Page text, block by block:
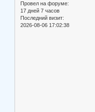
Провел на форуме:
17 дней 7 часов
Последний визит:
2026-08-06 17:02:38